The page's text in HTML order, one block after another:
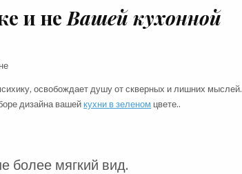
и не Вашей кухонной
освобождает душу от скверных и лишних мыслей.
дизайна вашейкухни в зеленом цвете..
более мягкий вид.